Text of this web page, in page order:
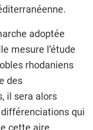
adoptée
mesure l’étude
rhodaniens
des
il sera alors
qui
cette aire